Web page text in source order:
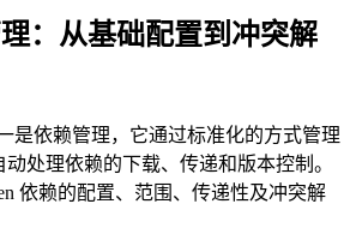
：从基础配置到冲突解
是依赖管理，它通过标准化的方式管理
处理依赖的下载、传递和版本控制。
依赖的配置、范围、传递性及冲突解